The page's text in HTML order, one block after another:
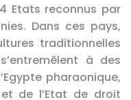
Etats reconnus par
Dans ces pays,
traditionnelles
à des
pharaonique,
de l’Etat de droit